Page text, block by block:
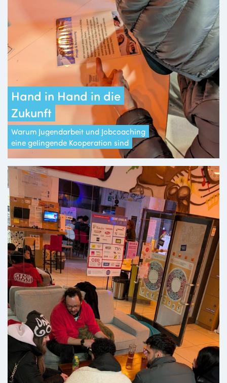
Hand in Hand in die
Zukunft
Warum Jugendarbeit und Jobcoaching
eine gelingende Kooperation sind